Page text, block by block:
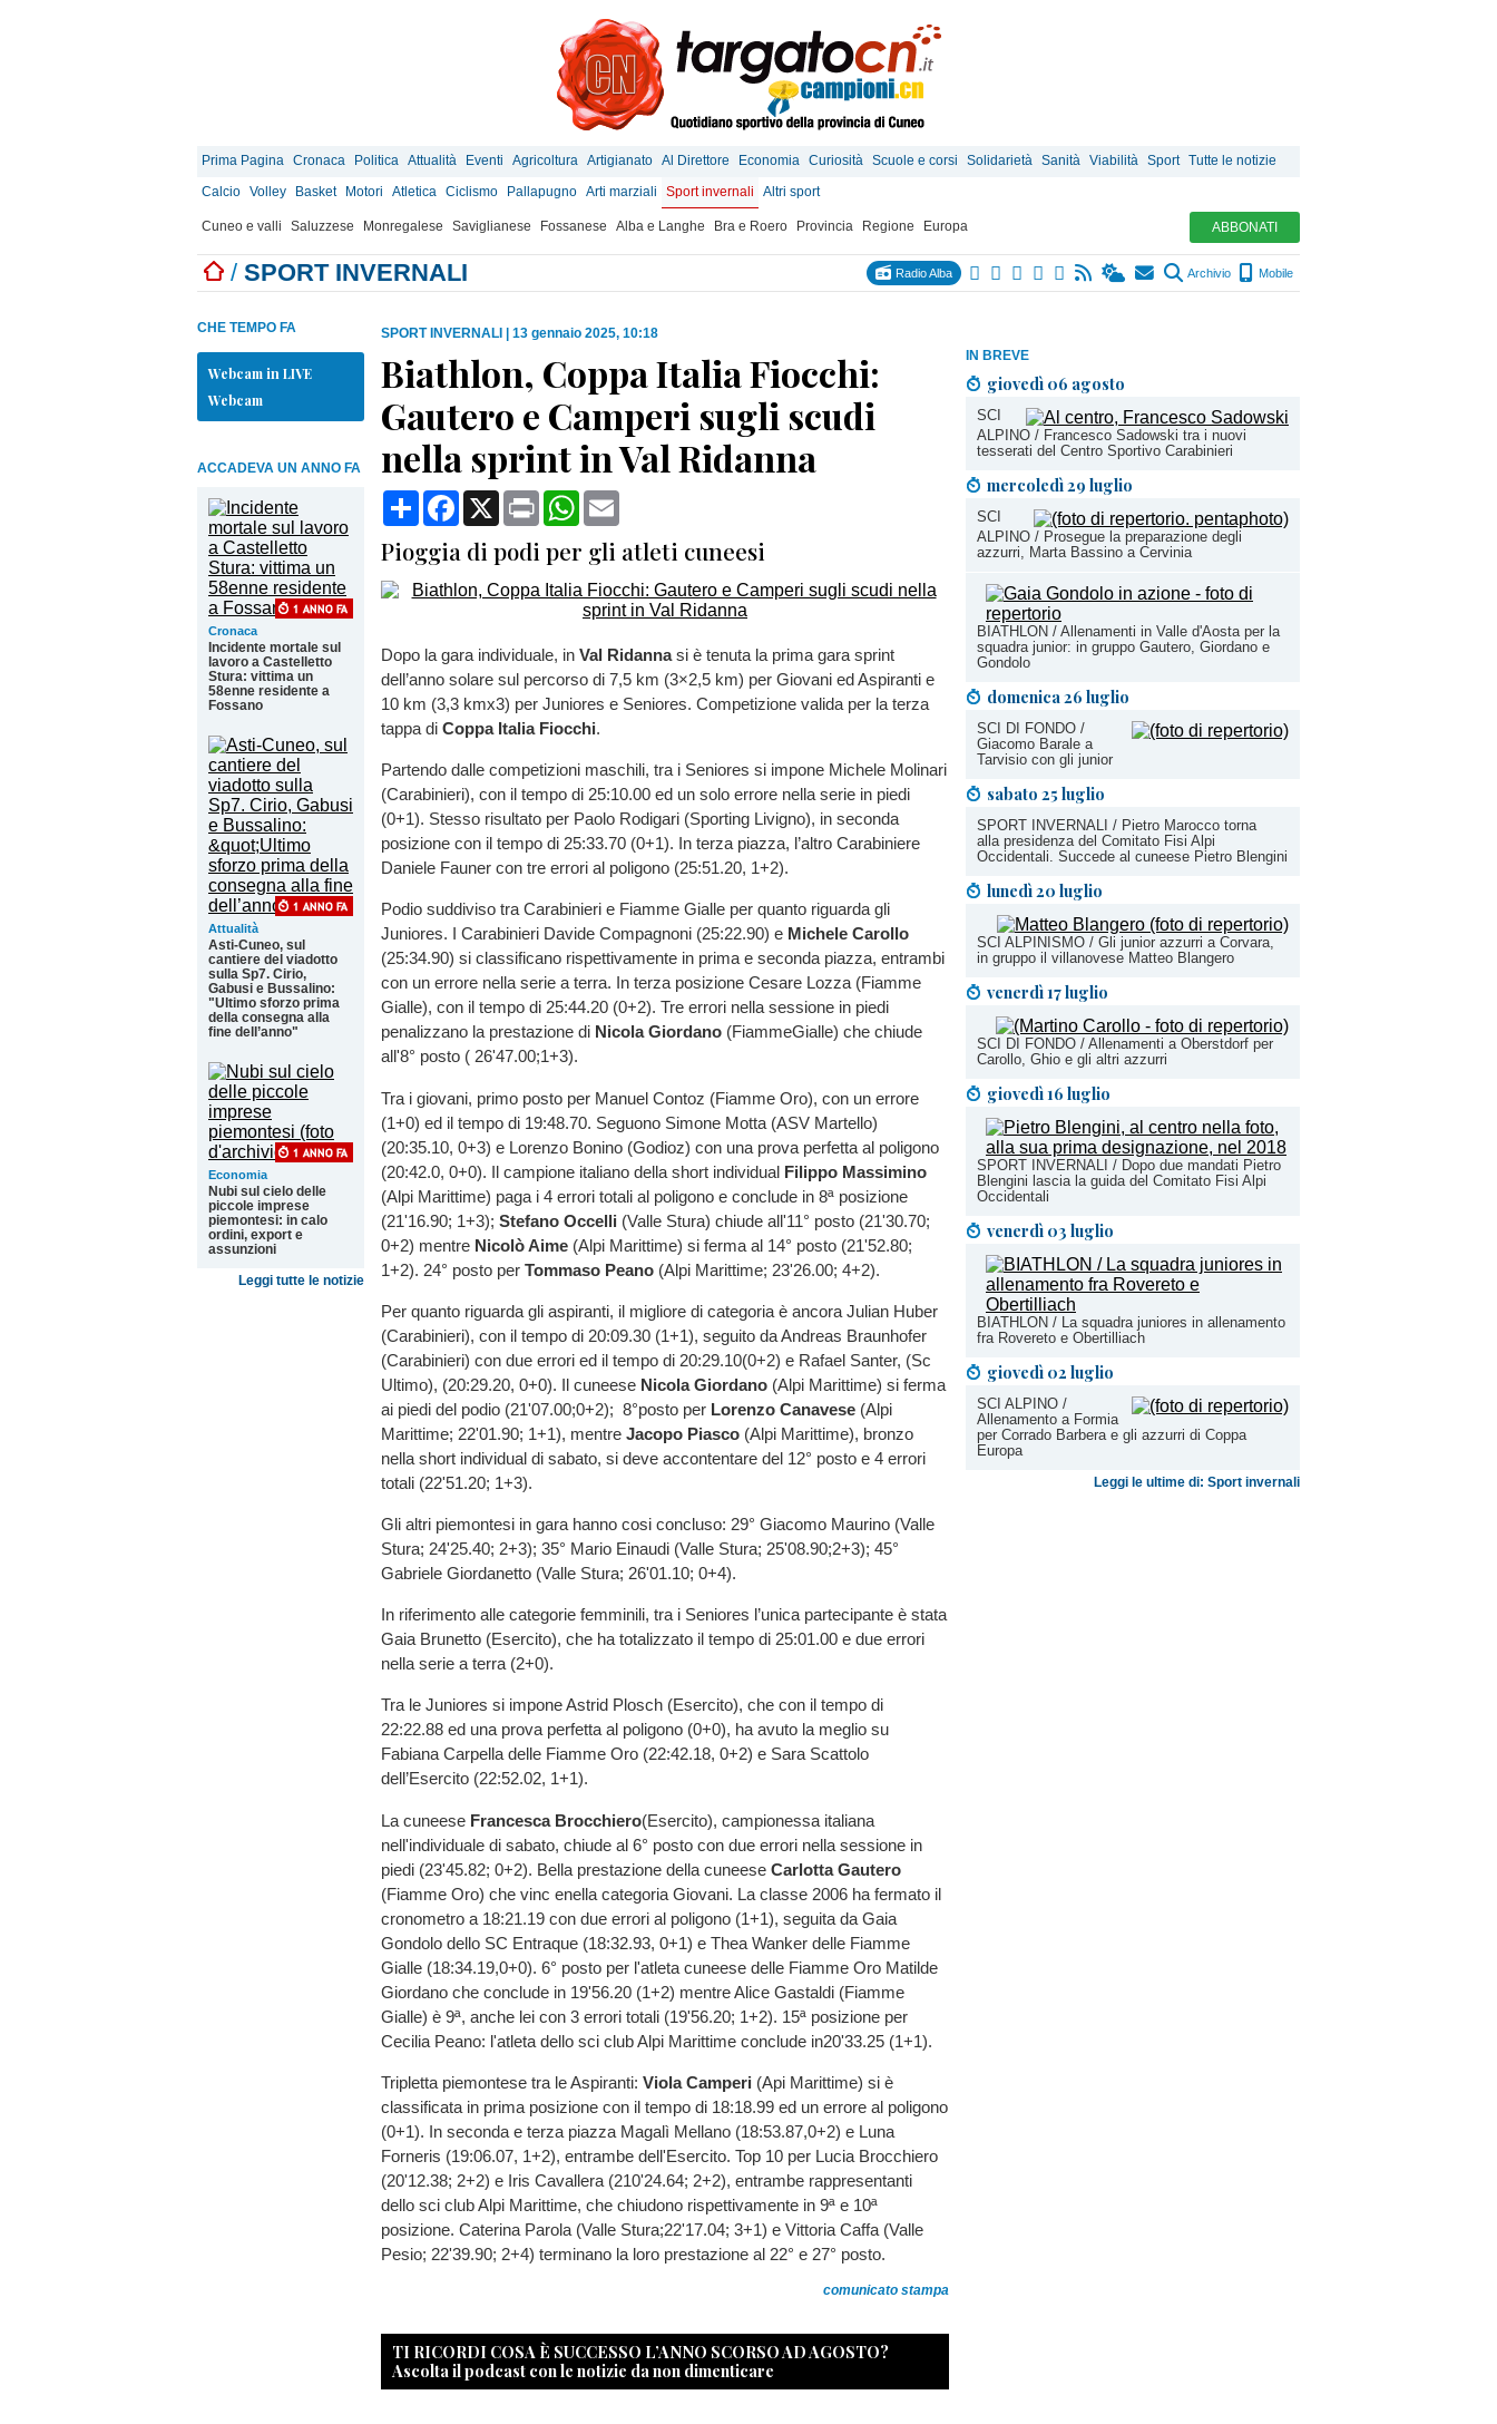
Prima Pagina Cronaca Politica Attualità Eventi Agricoltura Artigianato Al Direttore Economia Curiosità Scuole e corsi Solidarietà Sanità Viabilità Sport Tutte le notizie
Calcio Volley Basket Motori Atletica Ciclismo Pallapugno Arti marziali Sport invernali Altri sport
Cuneo e valli Saluzzese Monregalese Saviglianese Fossanese Alba e Langhe Bra e Roero Provincia Regione Europa ABBONATI
/ SPORT INVERNALI Radio Alba Archivio Mobile
IN BREVE
giovedì 06 agosto
SCI
ALPINO / Francesco Sadowski tra i nuovi
tesserati del Centro Sportivo Carabinieri
mercoledì 29 luglio
SCI
ALPINO / Prosegue la preparazione degli
azzurri, Marta Bassino a Cervinia
BIATHLON / Allenamenti in Valle d'Aosta per la
squadra junior: in gruppo Gautero, Giordano e
Gondolo
domenica 26 luglio
SCI DI FONDO /
Giacomo Barale a
Tarvisio con gli junior
sabato 25 luglio
SPORT INVERNALI / Pietro Marocco torna
alla presidenza del Comitato Fisi Alpi
Occidentali. Succede al cuneese Pietro Blengini
lunedì 20 luglio
SCI ALPINISMO / Gli junior azzurri a Corvara,
in gruppo il villanovese Matteo Blangero
venerdì 17 luglio
SCI DI FONDO / Allenamenti a Oberstdorf per
Carollo, Ghio e gli altri azzurri
giovedì 16 luglio
SPORT INVERNALI / Dopo due mandati Pietro
Blengini lascia la guida del Comitato Fisi Alpi
Occidentali
venerdì 03 luglio
BIATHLON / La squadra juniores in allenamento
fra Rovereto e Obertilliach
giovedì 02 luglio
SCI ALPINO /
Allenamento a Formia
per Corrado Barbera e gli azzurri di Coppa
Europa
Leggi le ultime di: Sport invernali
CHE TEMPO FA
Webcam in LIVE
Webcam
ACCADEVA UN ANNO FA
Cronaca
Incidente mortale sul
lavoro a Castelletto
Stura: vittima un
58enne residente a
Fossano
Attualità
Asti-Cuneo, sul
cantiere del viadotto
sulla Sp7. Cirio,
Gabusi e Bussalino:
"Ultimo sforzo prima
della consegna alla
fine dell’anno"
Economia
Nubi sul cielo delle
piccole imprese
piemontesi: in calo
ordini, export e
assunzioni
Leggi tutte le notizie
SPORT INVERNALI 13 gennaio 2025, 10:18
Biathlon, Coppa Italia Fiocchi:
Gautero e Camperi sugli scudi
nella sprint in Val Ridanna
CondividiFacebook
X Print WhatsApp
Pioggia di podi per gli atleti cuneesi
Dopo la gara individuale, in Val Ridannasi è tenuta la prima gara sprint
dell’anno solare sul percorso di 7,5 km (3×2,5 km) per Giovani ed Aspiranti e
10 km (3,3 kmx3) per Juniores e Seniores. Competizione valida per la terza
tappa di Coppa Italia Fiocchi.
Partendo dalle competizioni maschili, tra i Seniores si impone Michele Molinari
(Carabinieri), con il tempo di 25:10.00 ed un solo errore nella serie in piedi
(0+1). Stesso risultato per Paolo Rodigari (Sporting Livigno), in seconda
posizione con il tempo di 25:33.70 (0+1). In terza piazza, l’altro Carabiniere
Daniele Fauner con tre errori al poligono (25:51.20, 1+2).
Podio suddiviso tra Carabinieri e Fiamme Gialle per quanto riguarda gli
Juniores. I Carabinieri Davide Compagnoni (25:22.90) e Michele Carollo
(25:34.90) si classificano rispettivamente in prima e seconda piazza, entrambi
con un errore nella serie a terra. In terza posizione Cesare Lozza (Fiamme
Gialle), con il tempo di 25:44.20 (0+2). Tre errori nella sessione in piedi
penalizzano la prestazione di Nicola Giordano (FiammeGialle) che chiude
all'8° posto ( 26'47.00;1+3).
Tra i giovani, primo posto per Manuel Contoz (Fiamme Oro), con un errore
(1+0) ed il tempo di 19:48.70. Seguono Simone Motta (ASV Martello)
(20:35.10, 0+3) e Lorenzo Bonino (Godioz) con una prova perfetta al poligono
(20:42.0, 0+0). Il campione italiano della short individual Filippo Massimino
(Alpi Marittime) paga i 4 errori totali al poligono e conclude in 8ª posizione
(21'16.90; 1+3); Stefano Occelli (Valle Stura) chiude all'11° posto (21'30.70;
0+2) mentre Nicolò Aime (Alpi Marittime) si ferma al 14° posto (21'52.80;
1+2). 24° posto per Tommaso Peano (Alpi Marittime; 23'26.00; 4+2).
Per quanto riguarda gli aspiranti, il migliore di categoria è ancora Julian Huber
(Carabinieri), con il tempo di 20:09.30 (1+1), seguito da Andreas Braunhofer
(Carabinieri) con due errori ed il tempo di 20:29.10(0+2) e Rafael Santer, (Sc
Ultimo), (20:29.20, 0+0). Il cuneese Nicola Giordano (Alpi Marittime) si ferma
ai piedi del podio (21'07.00;0+2); 8°posto per Lorenzo Canavese (Alpi
Marittime; 22'01.90; 1+1), mentre Jacopo Piasco (Alpi Marittime), bronzo
nella short individual di sabato, si deve accontentare del 12° posto e 4 errori
totali (22'51.20; 1+3).
Gli altri piemontesi in gara hanno cosi concluso: 29° Giacomo Maurino (Valle
Stura; 24'25.40; 2+3); 35° Mario Einaudi (Valle Stura; 25'08.90;2+3); 45°
Gabriele Giordanetto (Valle Stura; 26'01.10; 0+4).
In riferimento alle categorie femminili, tra i Seniores l’unica partecipante è stata
Gaia Brunetto (Esercito), che ha totalizzato il tempo di 25:01.00 e due errori
nella serie a terra (2+0).
Tra le Juniores si impone Astrid Plosch (Esercito), che con il tempo di
22:22.88 ed una prova perfetta al poligono (0+0), ha avuto la meglio su
Fabiana Carpella delle Fiamme Oro (22:42.18, 0+2) e Sara Scattolo
dell’Esercito (22:52.02, 1+1).
La cuneese Francesca Brocchiero(Esercito), campionessa italiana
nell'individuale di sabato, chiude al 6° posto con due errori nella sessione in
piedi (23'45.82; 0+2). Bella prestazione della cuneese Carlotta Gautero
(Fiamme Oro) che vinc enella categoria Giovani. La classe 2006 ha fermato il
cronometro a 18:21.19 con due errori al poligono (1+1), seguita da Gaia
Gondolo dello SC Entraque (18:32.93, 0+1) e Thea Wanker delle Fiamme
Gialle (18:34.19,0+0). 6° posto per l'atleta cuneese delle Fiamme Oro Matilde
Giordano che conclude in 19'56.20 (1+2) mentre Alice Gastaldi (Fiamme
Gialle) è 9ª, anche lei con 3 errori totali (19'56.20; 1+2). 15ª posizione per
Cecilia Peano: l'atleta dello sci club Alpi Marittime conclude in20'33.25 (1+1).
Tripletta piemontese tra le Aspiranti: Viola Camperi (Api Marittime) si è
classificata in prima posizione con il tempo di 18:18.99 ed un errore al poligono
(0+1). In seconda e terza piazza Magalì Mellano (18:53.87,0+2) e Luna
Forneris (19:06.07, 1+2), entrambe dell'Esercito. Top 10 per Lucia Brocchiero
(20'12.38; 2+2) e Iris Cavallera (210'24.64; 2+2), entrambe rappresentanti
dello sci club Alpi Marittime, che chiudono rispettivamente in 9ª e 10ª
posizione. Caterina Parola (Valle Stura;22'17.04; 3+1) e Vittoria Caffa (Valle
Pesio; 22'39.90; 2+4) terminano la loro prestazione al 22° e 27° posto.
comunicato stampa
TI RICORDI COSA È SUCCESSO L’ANNO SCORSO AD AGOSTO?
Ascolta il podcast con le notizie da non dimenticare